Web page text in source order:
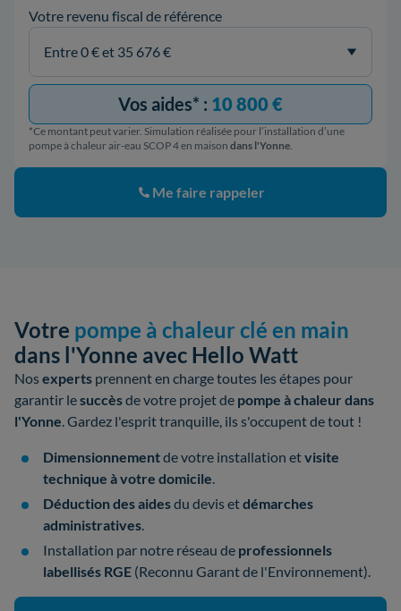
Votre revenu fiscal de référence
Vos aides* : 10 800 €
*Ce montant peut varier. Simulation réalisée pour l’installation d’une
pompe à chaleur air-eau SCOP 4 en maison dans l'Yonne.
Me faire rappeler
Votre pompe à chaleur clé en main
dans l'Yonne avec Hello Watt
Nosexperts prennent en charge toutes les étapes pour
garantir lesuccèsde votre projet de pompe à chaleur dans
l'Yonne. Gardez l'esprit tranquille, ils s'occupent de tout !
Dimensionnementde votre installation etvisite
technique à votre domicile.
Déduction des aidesdu devis etdémarches
administratives.
Installation par notre réseau de professionnels
labellisés RGE (Reconnu Garant de l'Environnement).